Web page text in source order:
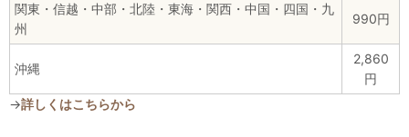
関東・信越・中部・北陸・東海・関西・中国・四国・九
州
990円
沖縄
2,860
円
→詳しくはこちらから